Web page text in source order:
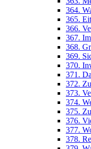
364.
365.
366.
367.
368.
369.
370.
371.
372.
373.
374.
375.
376.
377.
378.